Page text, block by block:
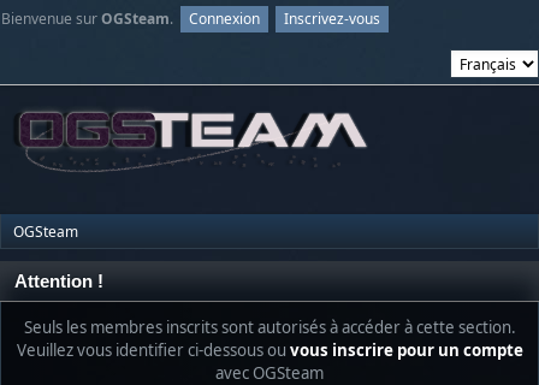
Bienvenue surOGSteam. Connexion Inscrivez-vous
OGSteam
Attention !
Seuls les membres inscrits sont autorisés à accéder à cette section.
Veuillez vous identifier ci-dessous ou vous inscrire pour un compte
avec OGSteam